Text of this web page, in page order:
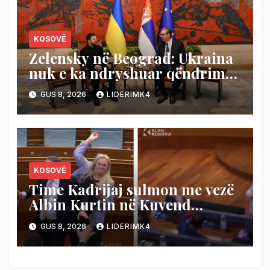
KOSOVË
Zelensky në Beograd: Ukraina
nuk e ka ndryshuar qëndrimin
për pavarësinë e Kosovës
GUS 8, 2026 LIDERIMK4
KOSOVË
Time Kadrijaj sulmon me vezë
Albin Kurtin në Kuvend
(Video)
GUS 8, 2026 LIDERIMK4